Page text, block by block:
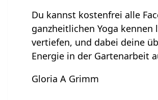
Du kannst kostenfrei alle
ganzheitlichen Yoga kennen
vertiefen, und dabei deine
Energie in der Gartenarbeit
Gloria A Grimm